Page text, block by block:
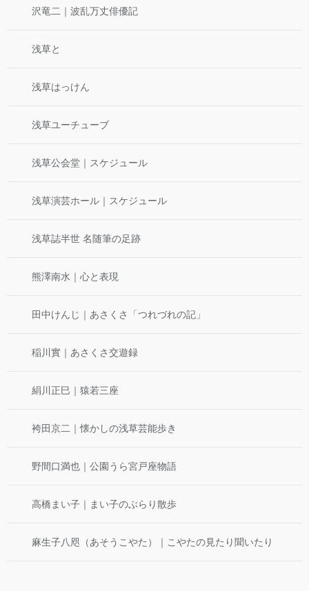
沢竜二｜波乱万丈俳優記
浅草と
浅草はっけん
浅草ユーチューブ
浅草公会堂｜スケジュール
浅草演芸ホール｜スケジュール
浅草誌半世 名随筆の足跡
熊澤南水｜心と表現
田中けんじ｜あさくさ「つれづれの記」
稲川實｜あさくさ交遊録
絹川正巳｜猿若三座
袴田京二｜懐かしの浅草芸能歩き
野間口満也｜公園うら宮戸座物語
高橋まい子｜まい子のぶらり散歩
麻生子八咫（あそうこやた）｜こやたの見たり聞いたり